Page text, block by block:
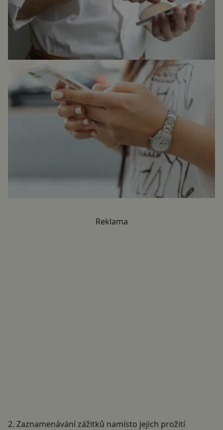
Reklama
2. Zaznamenávání zážitků namísto jejich prožití